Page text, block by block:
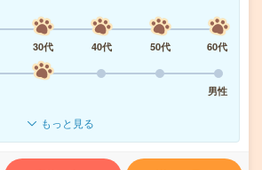
30代 40代 50代
60代
男性
もっと見る